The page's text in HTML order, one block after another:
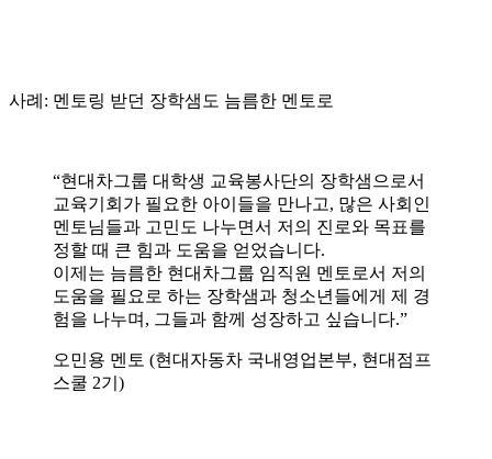
사례: 멘토링 받던 장학샘도 늠름한 멘토로
“현대차그룹 대학생 교육봉사단의 장학샘으로서
교육기회가 필요한 아이들을 만나고, 많은 사회인
멘토님들과 고민도 나누면서 저의 진로와 목표를
정할 때 큰 힘과 도움을 얻었습니다.
이제는 늠름한 현대차그룹 임직원 멘토로서 저의
도움을 필요로 하는 장학샘과 청소년들에게 제 경
험을 나누며, 그들과 함께 성장하고 싶습니다.”
오민용 멘토 (현대자동차 국내영업본부, 현대점프
스쿨 2기)